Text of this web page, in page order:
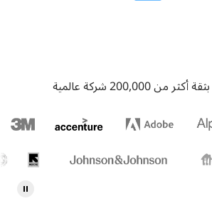
200,000 شركة عالمية